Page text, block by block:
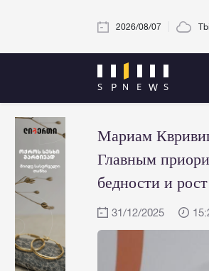
2026/08/07
Мариам
Главным
бедности и
31/12/2025